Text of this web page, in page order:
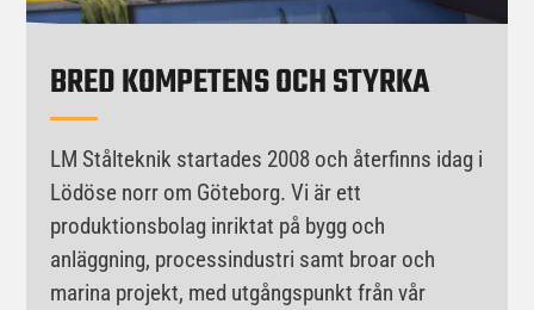
BRED KOMPETENS OCH STYRKA
LM Stålteknik startades 2008 och återfinns idag i
Lödöse norr om Göteborg. Vi är ett
produktionsbolag inriktat på bygg och
anläggning, processindustri samt broar och
marina projekt, med utgångspunkt från vår